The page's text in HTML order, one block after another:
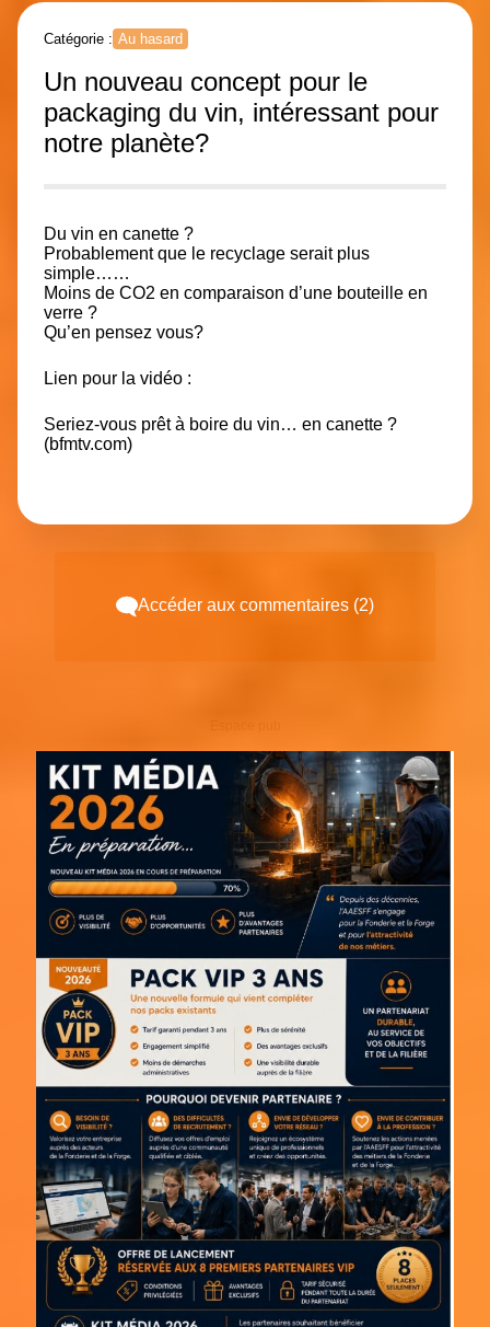
Catégorie : Au hasard
Un nouveau concept pour le
packaging du vin, intéressant pour
notre planète?
Du vin en canette ?
Probablement que le recyclage serait plus
simple……
Moins de CO2 en comparaison d’une bouteille en
verre ?
Qu’en pensez vous?
Lien pour la vidéo :
Seriez-vous prêt à boire du vin… en canette ?
(bfmtv.com)
Accéder aux commentaires (2)